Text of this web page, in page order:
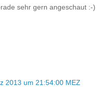
sehr gern angeschaut :-)
2013 um 21:54:00 MEZ